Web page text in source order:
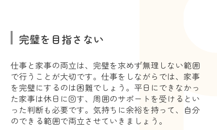
完璧を目指さない
仕事と家事の両立は、完璧を求めず無理しない範囲
で行うことが大切です。仕事をしながらでは、家事
を完璧にするのは困難でしょう。平日にできなかっ
た家事は休日に回す、周囲のサポートを受けるとい
った判断も必要です。気持ちに余裕を持って、自分
のできる範囲で両立させていきましょう。